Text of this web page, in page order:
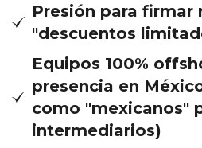
Presión para firmar
"descuentos
Equipos 100%
presencia en
como "mexicanos"
intermediarios)